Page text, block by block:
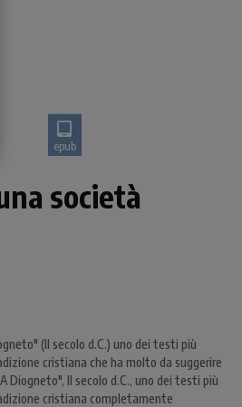
epub
società
(II secolo d.C.) uno dei testi più
cristiana che ha molto da suggerire
Diogneto", II secolo d.C., uno dei testi più
cristiana completamente